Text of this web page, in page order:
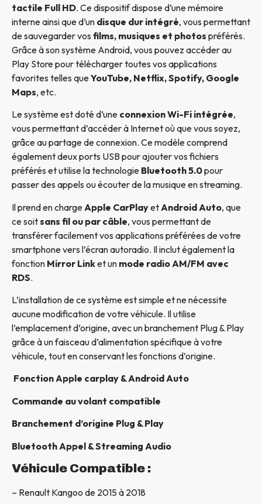
tactile Full HD. Ce dispositif dispose d’une mémoire
interne ainsi que d’un disque dur intégré, vous permettant
de sauvegarder vos films, musiques et photos préférés.
Grâce à son système Android, vous pouvez accéder au
Play Store pour télécharger toutes vos applications
favorites telles queYouTube, Netflix, Spotify, Google
Maps, etc.
Le système est doté d’une connexion Wi-Fi intégrée,
vous permettant d’accéder à Internet où que vous soyez,
grâce au partage de connexion. Ce modèle comprend
également deux ports USB pour ajouter vos fichiers
préférés et utilise la technologie Bluetooth 5.0pour
passer des appels ou écouter de la musique en streaming.
Il prend en charge Apple CarPlayet Android Auto, que
ce soitsans fil ou par câble, vous permettant de
transférer facilement vos applications préférées de votre
smartphone vers l’écran autoradio. Il inclut également la
fonction Mirror Linket un mode radio AM/FM avec
RDS.
L’installation de ce système est simple et ne nécessite
aucune modification de votre véhicule. Il utilise
l’emplacement d’origine, avec un branchement Plug & Play
grâce à un faisceau d’alimentation spécifique à votre
véhicule, tout en conservant les fonctions d’origine.
Fonction Apple carplay & Android Auto
Commande au volant compatible
Branchement d’origine Plug & Play
Bluetooth Appel & Streaming Audio
Véhicule Compatible :
– Renault Kangoo de 2015 à 2018